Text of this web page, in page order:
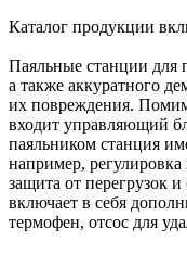
Каталог продукции
Паяльные станции для
а также аккуратного
их повреждения.
входит управляющий
паяльником станция
например,
защита от перегрузок и
включает в себя
термофен, отсос для